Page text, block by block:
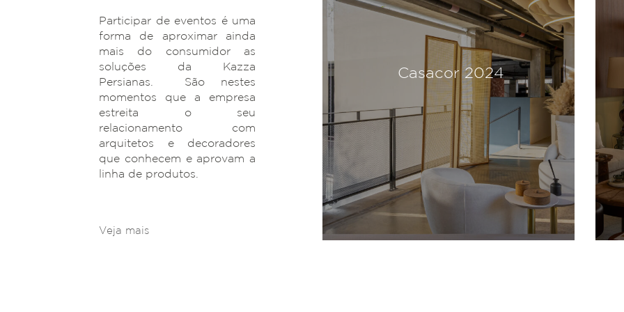
Participar de eventos é uma
forma de aproximar ainda
mais do consumidor as
soluções da Kazza
Persianas. São nestes
momentos que a empresa
estreita o seu
relacionamento com
arquitetos e decoradores
que conhecem e aprovam a
linha de produtos.
Veja mais
Casacor 2024